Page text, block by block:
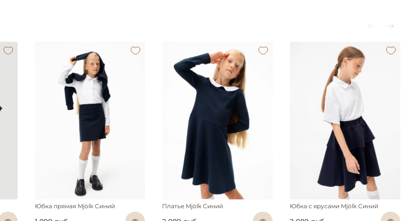
Юбка прямая Mjölk Синий Платье Mjölk Синий Юбка с ярусами Mjölk Синий